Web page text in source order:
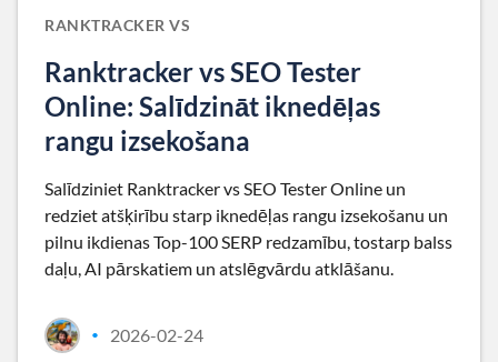
RANKTRACKER VS
Ranktracker vs SEO Tester
Online: Salīdzināt iknedēļas
rangu izsekošana
Salīdziniet Ranktracker vs SEO Tester Online un
redziet atšķirību starp iknedēļas rangu izsekošanu un
pilnu ikdienas Top-100 SERP redzamību, tostarp balss
daļu, AI pārskatiem un atslēgvārdu atklāšanu.
• 2026-02-24